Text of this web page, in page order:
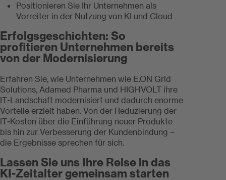
Positionieren Sie Ihr Unternehmen als
Vorreiter in der Nutzung von KI und Cloud
Erfolgsgeschichten: So
profitieren Unternehmen bereits
von der Modernisierung
Erfahren Sie, wie Unternehmen wie E.ON Grid
Solutions, Adamed Pharma und HIGHVOLT ihre
IT-Landschaft modernisiert und dadurch enorme
Vorteile erzielt haben. Von der Reduzierung der
IT-Kosten über die Einführung neuer Produkte
bis hin zur Verbesserung der Kundenbindung –
die Ergebnisse sprechen für sich.
Lassen Sie uns Ihre Reise in das
KI-Zeitalter gemeinsam starten